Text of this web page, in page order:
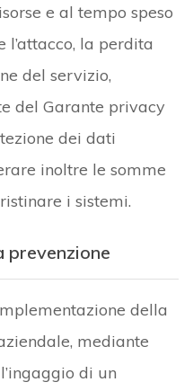
e al tempo speso
la perdita
del servizio,
del Garante privacy
dei dati
inoltre le somme
i sistemi.
prevenzione
della
mediante
di un